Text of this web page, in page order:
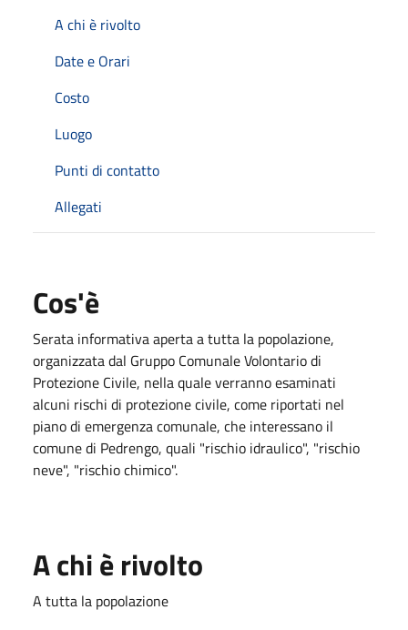
A chi è rivolto
Date e Orari
Costo
Luogo
Punti di contatto
Allegati
Cos'è
Serata informativa aperta a tutta la popolazione,
organizzata dal Gruppo Comunale Volontario di
Protezione Civile, nella quale verranno esaminati
alcuni rischi di protezione civile, come riportati nel
piano di emergenza comunale, che interessano il
comune di Pedrengo, quali "rischio idraulico", "rischio
neve", "rischio chimico".
A chi è rivolto
A tutta la popolazione